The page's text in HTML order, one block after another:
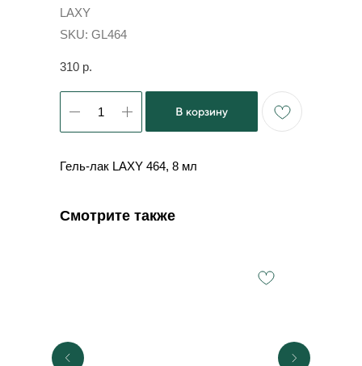
LAXY
SKU: GL464
310 р.
В корзину
Гель-лак LAXY 464, 8 мл
Смотрите также